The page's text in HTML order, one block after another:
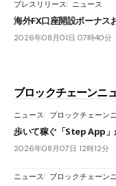
プレスリリース ニュース
海外FX口座開設ボーナス
2026年08月01日 07時40分
ブロックチェーンニ
ニュース ブロックチェーン
歩いて稼ぐ「Step App
2026年08月07日 12時12分
ニュース ブロックチェーン